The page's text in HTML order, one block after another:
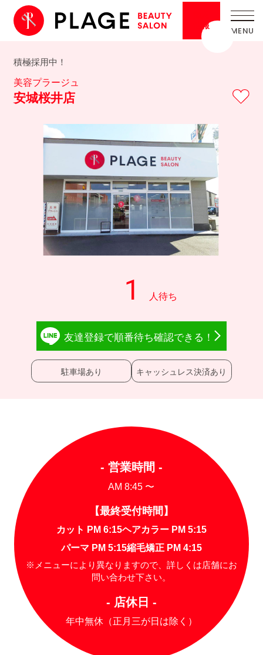
情報
積極採用中！
美容プラージュ
安城桜井店
駐車場あり キャッシュレス決済あり
友達登録で順番待ち確認できる！
- 営業時間 -
AM 8:45 〜
【最終受付時間】
カット PM 6:15ヘアカラー PM 5:15
パーマ PM 5:15縮毛矯正 PM 4:15
※メニューにより異なりますので、詳しくは店舗にお
問い合わせ下さい。
- 店休日 -
年中無休（正月三が日は除く）